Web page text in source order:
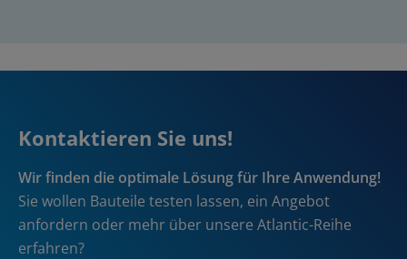
Kontaktieren Sie uns!
Wir finden die optimale Lösung für Ihre Anwendung!
Sie wollen Bauteile testen lassen, ein Angebot
anfordern oder mehr über unsere Atlantic-Reihe
erfahren?